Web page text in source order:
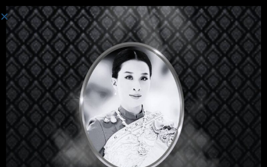
စနစ်ကို ဝင်ပါသည်။
ဟေ့အဲဒီမှာ၊အလွန်ကြီးစွာသော
သင်တန်း၊မှန်သော? သင်ကဲ့သို့ဤ
အသင်တန်းအမှတ်စဥ်?